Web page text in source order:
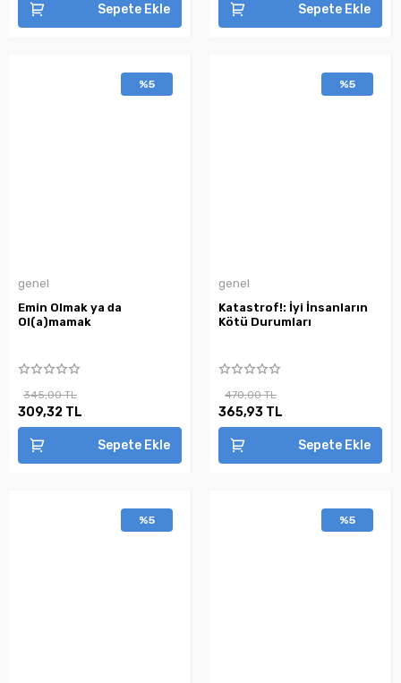
Sepete Ekle Sepete Ekle
%5
genel
Emin Olmak ya da
Ol(a)mamak
345,00 TL
309,32 TL
Sepete Ekle
%5
genel
Katastrof!: İyi İnsanların
Kötü Durumları
470,00 TL
365,93 TL
Sepete Ekle
%5 %5